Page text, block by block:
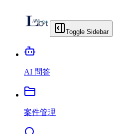
Toggle Sidebar
AI 問答
案件管理